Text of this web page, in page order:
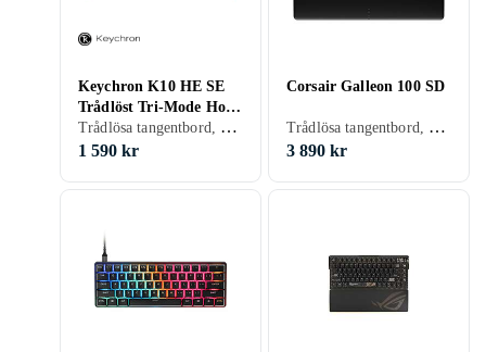
Keychron K10 HE SE
Trådlöst Tri-Mode Hot
Swap QMK Gateron 2.0
Purple Magnetic Switch
Trådlösa tangentbord, Gamingtangentbord, Engelsk, Mac, Standard
1 590 kr
Corsair Galleon 100 SD
Trådlösa tangentbord, Tangentbord med kabel, Gamingtangentbord, Mekaniska tangentbord, Mekaniskt, Engelsk, PC, Mac, Standard
3 890 kr